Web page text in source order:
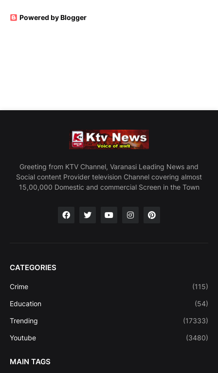
Powered by Blogger
Greeting from KTV Channel, Varanasi Leading News and
Social content Provider television Channel covering almost
15,00,000 Domestic and commercial Screen in the Town
CATEGORIES
Crime (115)
Education (54)
Trending (17333)
Youtube (3480)
MAIN TAGS